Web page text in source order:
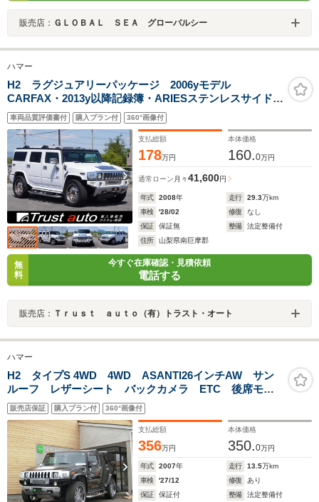
販売店： ＧＬＯＢＡＬ ＳＥＡ グローバルシー
ハマー
H2 ラグジュアリーパッケージ 2006yモデル
CARFAX・2013y以降記録簿・ARIESステンレスサイドス
テップ・22AW・社外HDDナビ・地デジ・バックカメラ・
BOSEサウンドシステム・サンルーフ
車両品質評価書付 購入プラン付 360°画像付
支払総額
178万円
本体価格
160.0万円
通常ローン 月々41,600円
年式 2008年 走行 29.3万km
車検
'28/02 修復
なし
保証
保証無 整備
法定整備付
住所
山梨県南巨摩郡
無
料
今すぐ在庫確認・見積依頼
電話する
販売店： Ｔｒｕｓｔ ａｕｔｏ（有）トラスト・オート
ハマー
H2 タイプS 4WD 4WD ASANTI26インチAW サン
ルーフ レザーシート バックカメラ ETC 後席モニ
ター カロッツェリアナビ パワーシート シートヒー
ター Bluetooth接続 フロントフォグ オートライト
販売店保証 購入プラン付 360°画像付
支払総額
356万円
本体価格
350.0万円
年式 2007年 走行 13.5万km
車検
'27/12 修復
あり
保証
保証付 整備 法定整備付